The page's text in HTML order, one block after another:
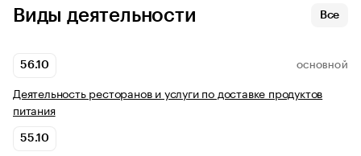
Виды деятельности Все
56.10 ОСНОВНОЙ
Деятельность ресторанов и услуги по доставке продуктов
питания
55.10